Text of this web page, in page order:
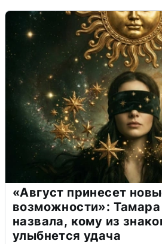
«Август принесет
возможности»: Тамара
назвала, кому из
улыбнется удача